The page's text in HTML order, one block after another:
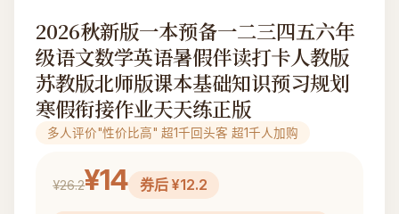
2026秋新版一本预备一二三四五六年
级语文数学英语暑假伴读打卡人教版
苏教版北师版课本基础知识预习规划
寒假衔接作业天天练正版
多人评价"性价比高" 超1千回头客 超1千人加购
¥26.2¥14 券后 ¥12.2